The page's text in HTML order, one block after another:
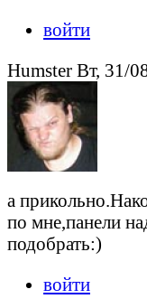
войти
Humster Вт, 31/
а
по мне,панели
подобрать:)
войти